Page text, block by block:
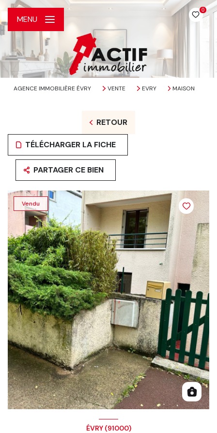
0
MENU
AGENCE IMMOBILIÈRE ÉVRY VENTE EVRY MAISON
RETOUR
TÉLÉCHARGER LA FICHE
PARTAGER CE BIEN
Vendu
ÉVRY (91000)